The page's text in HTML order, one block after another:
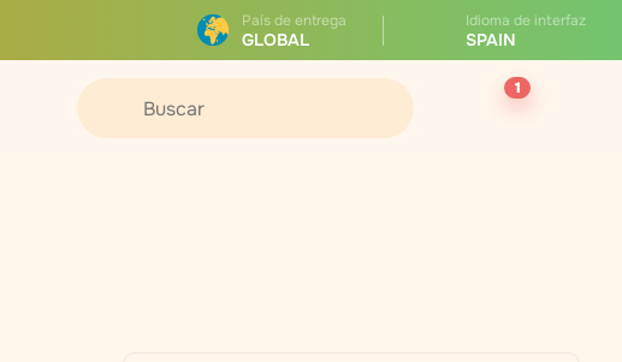
País de entrega
GLOBAL
Idioma de interfaz
SPAIN
1